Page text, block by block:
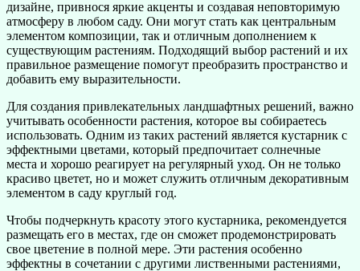
дизайне, привнося яркие акценты и создавая неповторимую
атмосферу в любом саду. Они могут стать как центральным
элементом композиции, так и отличным дополнением к
существующим растениям. Подходящий выбор растений и их
правильное размещение помогут преобразить пространство и
добавить ему выразительности.
Для создания привлекательных ландшафтных решений, важно
учитывать особенности растения, которое вы собираетесь
использовать. Одним из таких растений является кустарник с
эффектными цветами, который предпочитает солнечные
места и хорошо реагирует на регулярный уход. Он не только
красиво цветет, но и может служить отличным декоративным
элементом в саду круглый год.
Чтобы подчеркнуть красоту этого кустарника, рекомендуется
размещать его в местах, где он сможет продемонстрировать
свое цветение в полной мере. Эти растения особенно
эффектны в сочетании с другими лиственными растениями,